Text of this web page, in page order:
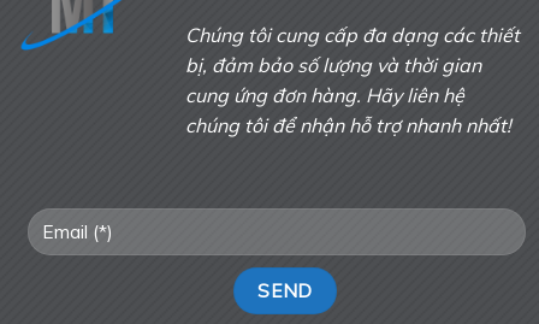
Chúng tôi cung cấp đa dạng các thiết
bị, đảm bảo số lượng và thời gian
cung ứng đơn hàng. Hãy liên hệ
chúng tôi để nhận hỗ trợ nhanh nhất!